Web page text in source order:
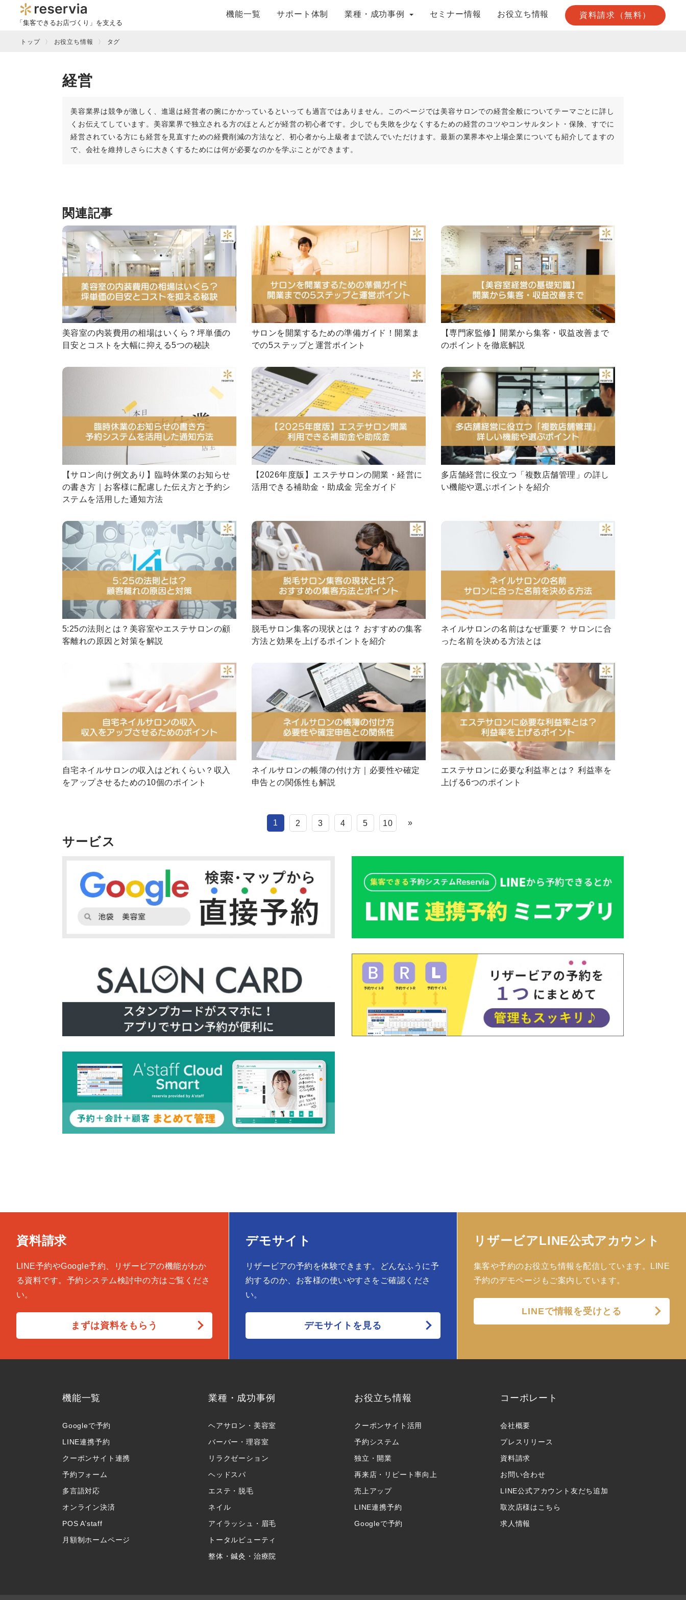
「集客できるお店づくり」を支える
機能一覧 サポート体制 業種・成功事例 セミナー情報 お役立ち情報 資料請求（無料）
トップ お役立ち情報 タグ
経営
美容業界は競争が激しく、進退は経営者の腕にかかっているといっても過言ではありません。このページでは美容サロンでの経営全般についてテーマごとに詳し
くお伝えてしています。美容業界で独立される方のほとんどが経営の初心者です。少しでも失敗を少なくするための経営のコツやコンサルタント・保険、すでに
経営されている方にも経営を見直すための経費削減の方法など、初心者から上級者まで読んでいただけます。最新の業界本や上場企業についても紹介してますの
で、会社を維持しさらに大きくするためには何が必要なのかを学ぶことができます。
関連記事
美容室の内装費用の相場はいくら？坪単価の
目安とコストを大幅に抑える5つの秘訣
サロンを開業するための準備ガイド！開業ま
での5ステップと運営ポイント
【専門家監修】開業から集客・収益改善まで
のポイントを徹底解説
【サロン向け例文あり】臨時休業のお知らせ
の書き方｜お客様に配慮した伝え方と予約シ
ステムを活用した通知方法
【2026年度版】エステサロンの開業・経営に
活用できる補助金・助成金 完全ガイド
多店舗経営に役立つ「複数店舗管理」の詳し
い機能や選ぶポイントを紹介
5:25の法則とは？美容室やエステサロンの顧
客離れの原因と対策を解説
脱毛サロン集客の現状とは？ おすすめの集客
方法と効果を上げるポイントを紹介
ネイルサロンの名前はなぜ重要？ サロンに合
った名前を決める方法とは
自宅ネイルサロンの収入はどれくらい？収入
をアップさせるための10個のポイント
ネイルサロンの帳簿の付け方｜必要性や確定
申告との関係性も解説
エステサロンに必要な利益率とは？ 利益率を
上げる6つのポイント
1 2 3 4 5 10 »
サービス
資料請求
LINE予約やGoogle予約、リザービアの機能がわか
る資料です。予約システム検討中の方はご覧くださ
い。
まずは資料をもらう
デモサイト
リザービアの予約を体験できます。どんなふうに予
約するのか、お客様の使いやすさをご確認くださ
い。
デモサイトを見る
リザービアLINE公式アカウント
集客や予約のお役立ち情報を配信しています。LINE
予約のデモページもご案内しています。
LINEで情報を受けとる
機能一覧
Googleで予約
LINE連携予約
クーポンサイト連携
予約フォーム
多言語対応
オンライン決済
POS A’staff
月額制ホームページ
業種・成功事例
ヘアサロン・美容室
バーバー・理容室
リラクゼーション
ヘッドスパ
エステ・脱毛
ネイル
アイラッシュ・眉毛
トータルビューティ
整体・鍼灸・治療院
お役立ち情報
クーポンサイト活用
予約システム
独立・開業
再来店・リピート率向上
売上アップ
LINE連携予約
Googleで予約
コーポレート
会社概要
プレスリリース
資料請求
お問い合わせ
LINE公式アカウント友だち追加
取次店様はこちら
求人情報